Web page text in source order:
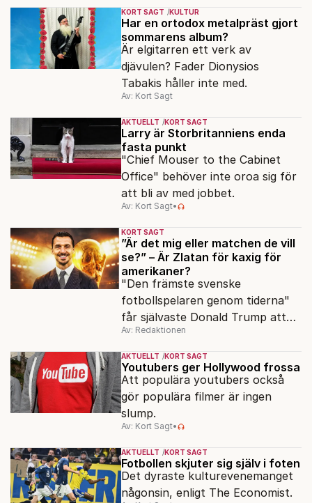
KORT SAGT KULTUR
Har en ortodox metalpräst gjort
sommarens album?
Är elgitarren ett verk av
djävulen? Fader Dionysios
Tabakis håller inte med.
Av: Kort Sagt
AKTUELLT KORT SAGT
Larry är Storbritanniens enda
fasta punkt
"Chief Mouser to the Cabinet
Office" behöver inte oroa sig för
att bli av med jobbet.
Av: Kort Sagt•
KORT SAGT
”Är det mig eller matchen de vill
se?” – Är Zlatan för kaxig för
amerikaner?
"Den främste svenske
fotbollspelaren genom tiderna"
får självaste Donald Trump att
rodna.
Av: Redaktionen
AKTUELLT KORT SAGT
Youtubers ger Hollywood frossa
Att populära youtubers också
gör populära filmer är ingen
slump.
Av: Kort Sagt•
AKTUELLT KORT SAGT
Fotbollen skjuter sig själv i foten
Det dyraste kulturevenemanget
någonsin, enligt The Economist.